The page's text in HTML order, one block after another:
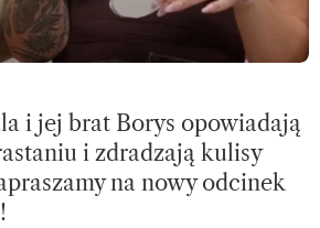
i jej brat Borys opowiadają
i zdradzają kulisy
na nowy odcinek